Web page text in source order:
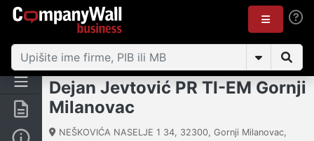
Rezime
Osnovni podaci
Dejan Jevtović PR TI-EM Gornji
Milanovac
NEŠKOVIĆA NASELJE 1 34, 32300, Gornji Milanovac,